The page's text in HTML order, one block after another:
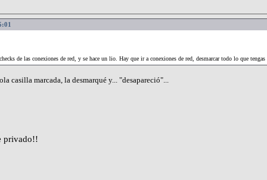
de las conexiones de red, y se hace un lio. Hay que ir a conexiones de red, desmarcar todo lo que
casilla marcada, la desmarqué y... "desapareció"...
privado!!